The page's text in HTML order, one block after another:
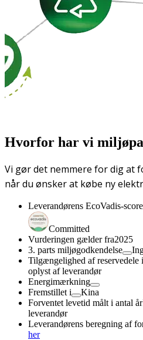
Hvorfor har vi
Vi gør det nemmere for dig at
når du ønsker at købe ny
Leverandørens EcoVadis-score
Committed
Vurderingen gælder fra2025
3. parts miljøgodkendelse
Tilgængelighed af reservedele
oplyst af leverandør
Energimærkning
Fremstillet i
Kina
Forventet levetid målt i antal år
leverandør
Leverandørens beregning af
her